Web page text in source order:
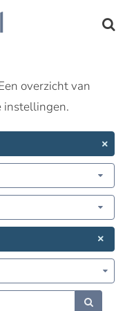
overzicht van
instellingen.